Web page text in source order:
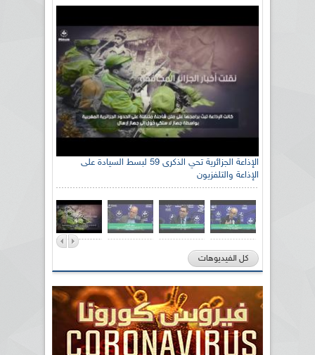
الإذاعة الجزائرية تحي الذكرى 59 لبسط السيادة على
الإذاعة والتلفزيون
كل الفيديوهات